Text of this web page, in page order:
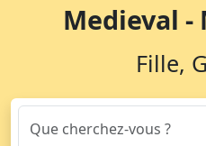
Medieval -
Fille,